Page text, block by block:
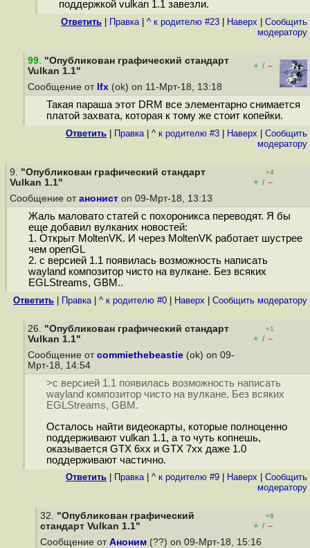
поддержкой vulkan 1.1 завезли.
Ответить Правка| ^ к родителю #23 Наверх
Cообщить
модератору
99. "Опубликован графический стандарт
Vulkan 1.1"
+ / –
Сообщение от lfx (ok) on 11-Мрт-18, 13:18
Такая параша этот DRM все элементарно снимается
платой захвата, которая к тому же стоит копейки.
Ответить Правка| ^ к родителю #3 Наверх
Cообщить
модератору
9. "Опубликован графический стандарт
Vulkan 1.1"
+4
+ / –
Сообщение от анонист on 09-Мрт-18, 13:13
Жаль маловато статей с похороникса переводят. Я бы
еще добавил вулканих новостей:
1. Открыт MoltenVK. И через MoltenVK работает шустрее
чем openGL
2. с версией 1.1 появилась возможность написать
wayland композитор чисто на вулкане. Без всяких
EGLStreams, GBM..
Ответить Правка| ^ к родителю #0 Наверх Cообщить модератору
26. "Опубликован графический стандарт
Vulkan 1.1"
+1
+ / –
Сообщение от commiethebeastie (ok) on 09-
Мрт-18, 14:54
>с версией 1.1 появилась возможность написать
wayland композитор чисто на вулкане. Без всяких
EGLStreams, GBM.
Осталось найти видеокарты, которые полноценно
поддерживают vulkan 1.1, а то чуть копнешь,
оказывается GTX 6xx и GTX 7xx даже 1.0
поддерживают частично.
Ответить Правка| ^ к родителю #9 Наверх
Cообщить
модератору
32. "Опубликован графический
стандарт Vulkan 1.1"
+8
+ / –
Сообщение от Аноним (??) on 09-Мрт-18, 15:16